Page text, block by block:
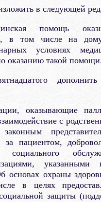
в следующей
помощь
в том числе на
условиях
оказанию такой
оказывающие
с
пациентом,
социального
основах охраны
в целях
защиты